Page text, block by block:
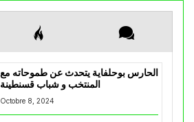
الحارس بوحلفاية يتحدث عن طموحاته مع
المنتخب و شباب قسنطينة
Octobre 8, 2024